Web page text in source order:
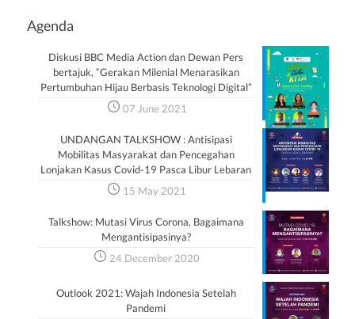
Agenda
Diskusi BBC Media Action dan Dewan Pers
bertajuk, “Gerakan Milenial Menarasikan
Pertumbuhan Hijau Berbasis Teknologi Digital”
07 June 2021
UNDANGAN TALKSHOW : Antisipasi
Mobilitas Masyarakat dan Pencegahan
Lonjakan Kasus Covid-19 Pasca Libur Lebaran
15 May 2021
Talkshow: Mutasi Virus Corona, Bagaimana
Mengantisipasinya?
24 December 2020
Outlook 2021: Wajah Indonesia Setelah
Pandemi